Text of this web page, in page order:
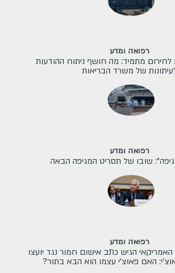
רפואה ומדע
מתמיד: מה חושף ניתוח ההודעות
של משרד הבריאות
רפואה ומדע
שובו של תסריט המגיפה הבאה
רפואה ומדע
הגיש כתב אישום חמור נגד יועצו
האם פאוצ'י עצמו הוא הבא בתור?